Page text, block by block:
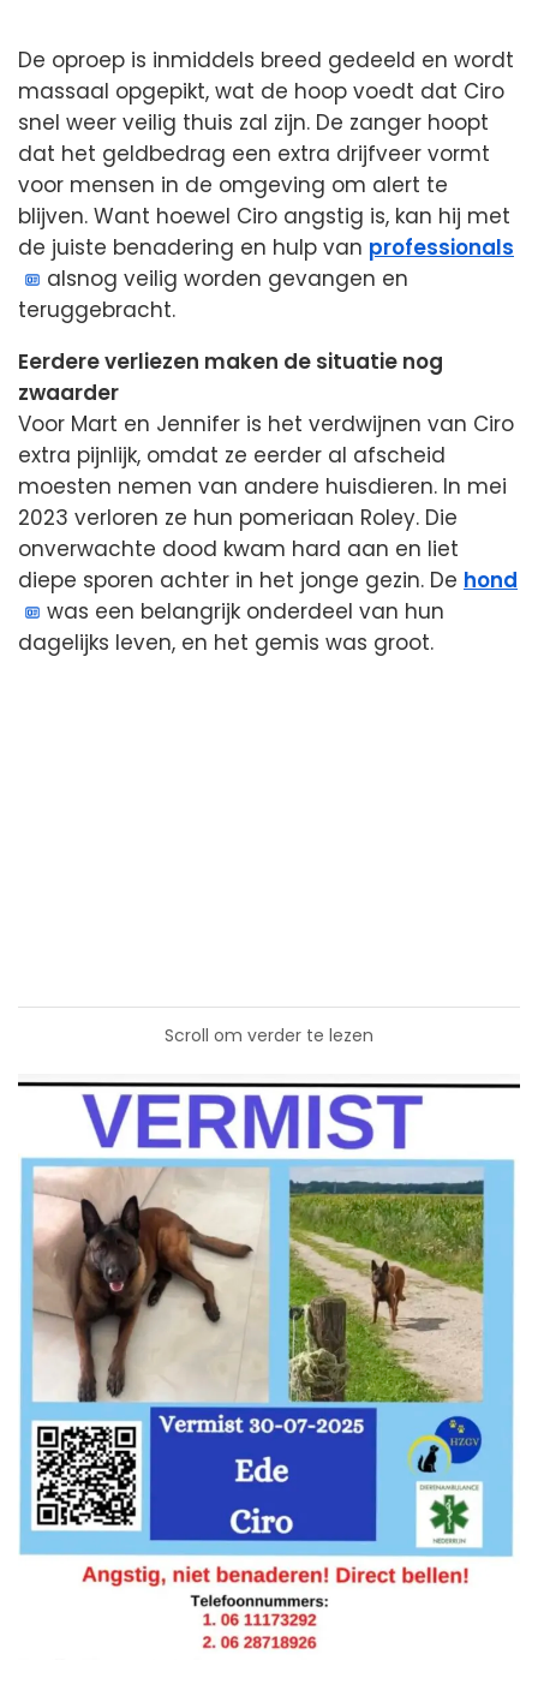
De oproep is inmiddels breed gedeeld en wordt
massaal opgepikt, wat de hoop voedt dat Ciro
snel weer veilig thuis zal zijn. De zanger hoopt
dat het geldbedrag een extra drijfveer vormt
voor mensen in de omgeving om alert te
blijven. Want hoewel Ciro angstig is, kan hij met
de juiste benadering en hulp van professionals
alsnog veilig worden gevangen en
teruggebracht.
Eerdere verliezen maken de situatie nog
zwaarder
Voor Mart en Jennifer is het verdwijnen van Ciro
extra pijnlijk, omdat ze eerder al afscheid
moesten nemen van andere huisdieren. In mei
2023 verloren ze hun pomeriaan Roley. Die
onverwachte dood kwam hard aan en liet
diepe sporen achter in het jonge gezin. De hond
was een belangrijk onderdeel van hun
dagelijks leven, en het gemis was groot.
Scroll om verder te lezen